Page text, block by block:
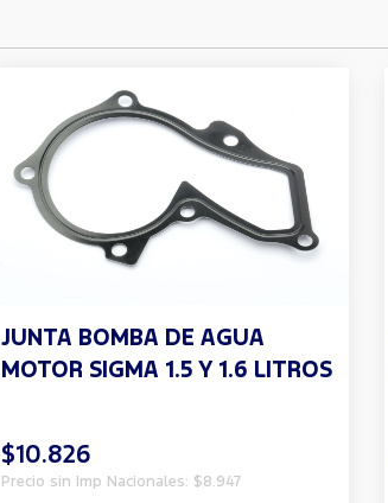
JUNTA BOMBA DE AGUA
MOTOR SIGMA 1.5 Y 1.6 LITROS
$10.826
Precio sin Imp Nacionales: $8.947